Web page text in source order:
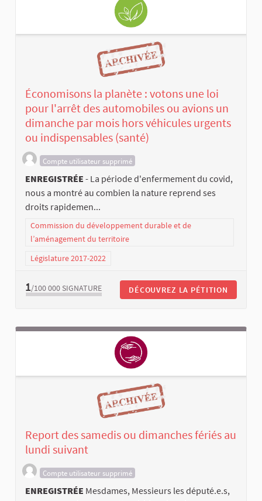
Économisons la planète : votons une loi
pour l'arrêt des automobiles ou avions un
dimanche par mois hors véhicules urgents
ou indispensables (santé)
Compte utilisateur supprimé
ENREGISTRÉE - La période d'enfermement du covid,
nous a montré au combien la nature reprend ses
droits rapidemen...
Commission du développement durable et de
l’aménagement du territoire
Législature 2017-2022
1/100 000 SIGNATURE DÉCOUVREZ LA PÉTITION
Report des samedis ou dimanches fériés au
lundi suivant
Compte utilisateur supprimé
ENREGISTRÉE Mesdames, Messieurs les député.e.s,